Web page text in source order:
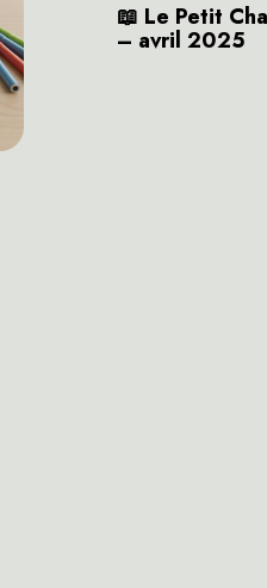
📖 Le Petit
– avril 2025